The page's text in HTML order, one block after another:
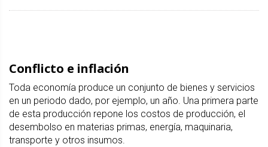
Conflicto e inflación
Toda economía produce un conjunto de bienes y servicios
en un periodo dado, por ejemplo, un año. Una primera parte
de esta producción repone los costos de producción, el
desembolso en materias primas, energía, maquinaria,
transporte y otros insumos.